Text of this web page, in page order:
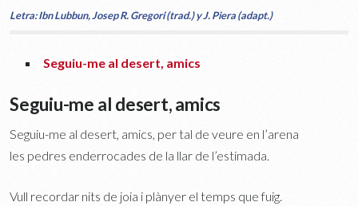
Letra: Ibn Lubbun, Josep R. Gregori (trad.) y J. Piera (adapt.)
Seguiu-me al desert, amics
Seguiu-me al desert, amics
Seguiu-me al desert, amics, per tal de veure en l’arena
les pedres enderrocades de la llar de l’estimada.
Vull recordar nits de joia i plànyer el temps que fuig.